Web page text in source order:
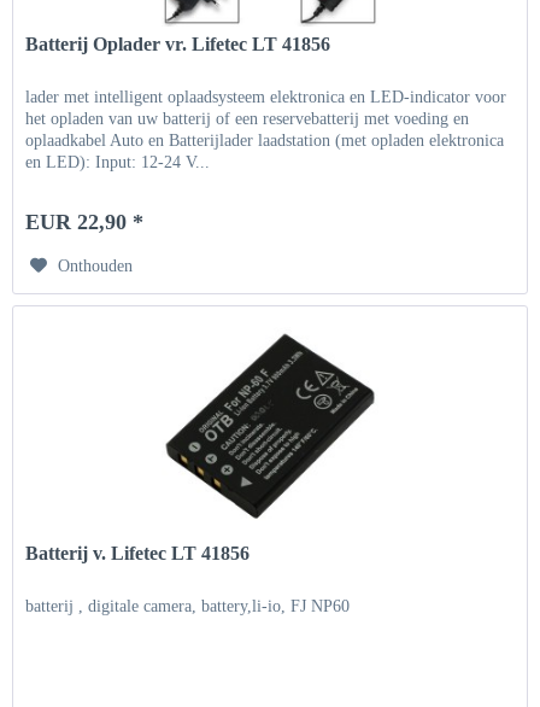
Batterij Oplader vr. Lifetec LT 41856
lader met intelligent oplaadsysteem elektronica en LED-indicator voor
het opladen van uw batterij of een reservebatterij met voeding en
oplaadkabel Auto en Batterijlader laadstation (met opladen elektronica
en LED): Input: 12-24 V...
EUR 22,90 *
Onthouden
Batterij v. Lifetec LT 41856
batterij , digitale camera, battery,li-io, FJ NP60